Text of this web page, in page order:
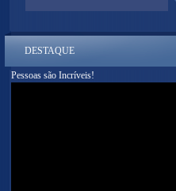
DESTAQUE
Pessoas são Incríveis!